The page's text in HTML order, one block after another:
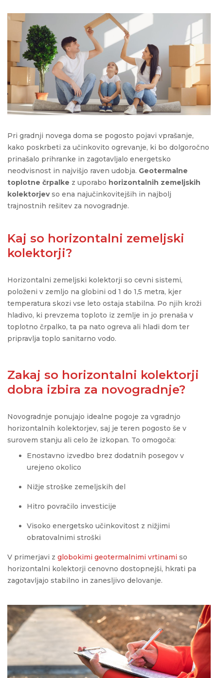
Pri gradnji novega doma se pogosto pojavi vprašanje,
kako poskrbeti za učinkovito ogrevanje, ki bo dolgoročno
prinašalo prihranke in zagotavljalo energetsko
neodvisnost in najvišjo raven udobja. Geotermalne
toplotne črpalke z uporabo horizontalnih zemeljskih
kolektorjevso ena najučinkovitejših in najbolj
trajnostnih rešitev za novogradnje.
Kaj so horizontalni zemeljski
kolektorji?
Horizontalni zemeljski kolektorji so cevni sistemi,
položeni v zemljo na globini od 1 do 1,5 metra, kjer
temperatura skozi vse leto ostaja stabilna. Po njih kroži
hladivo, ki prevzema toploto iz zemlje in jo prenaša v
toplotno črpalko, ta pa nato ogreva ali hladi dom ter
pripravlja toplo sanitarno vodo.
Zakaj so horizontalni kolektorji
dobra izbira za novogradnje?
Novogradnje ponujajo idealne pogoje za vgradnjo
horizontalnih kolektorjev, saj je teren pogosto še v
surovem stanju ali celo že izkopan. To omogoča:
Enostavno izvedbo brez dodatnih posegov v
urejeno okolico
Nižje stroške zemeljskih del
Hitro povračilo investicije
Visoko energetsko učinkovitost z nižjimi
obratovalnimi stroški
V primerjavi z globokimi geotermalnimi vrtinami so
horizontalni kolektorji cenovno dostopnejši, hkrati pa
zagotavljajo stabilno in zanesljivo delovanje.